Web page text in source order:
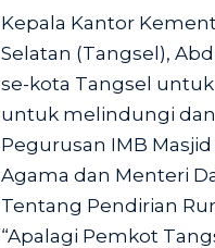
Kepala Kantor
Selatan (Tangsel),
se-kota Tangsel
untuk melindungi
Pegurusan IMB
Agama dan Menteri
Tentang Pendirian
“Apalagi Pemkot